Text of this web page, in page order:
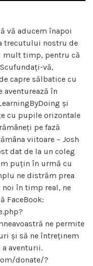
vă aducem înapoi
trecutului nostru de
mult timp, pentru că
vă,
capre sălbatice cu
aventurează în
și
cu pupile orizontale
pe fază
viitoare – Josh
dat de la un coleg
puțin în urmă cu
ne distrăm prea
noi în timp real, ne
FaceBook:
ne permite
și să ne întreținem
a aventurii.
donate/?